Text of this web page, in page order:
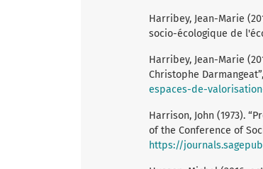
Harribey, Jean-Marie
socio-écologique de
Harribey, Jean-Marie
Christophe
espaces-de-
Harrison, John (1973).
of the Conference of
https://